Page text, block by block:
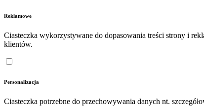
Reklamowe
Ciasteczka wykorzystywane do dopasowania treści strony i
klientów.
Personalizacja
Ciasteczka potrzebne do przechowywania danych nt.